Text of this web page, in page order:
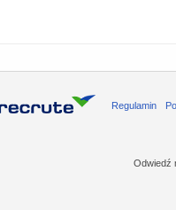
Regulamin
Odwiedź